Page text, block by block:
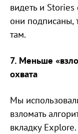
видеть и
они подписаны,
там.
7. Меньше
охвата
Мы
взломать
вкладку